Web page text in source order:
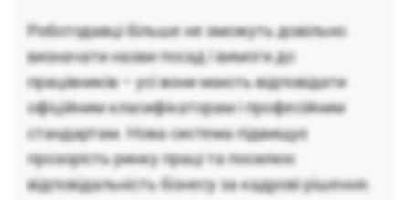
Роботодавці більше не зможуть довільно
визначати назви посад і вимоги до
працівників – усі вони мають відповідати
офіційним класифікаторам і професійним
стандартам. Нова система підвищує
прозорість ринку праці та посилює
відповідальність бізнесу за кадрові рішення.